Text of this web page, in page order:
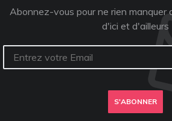
Abonnez-vous pour ne rien manquer
d'ici et d'ailleurs
S'ABONNER